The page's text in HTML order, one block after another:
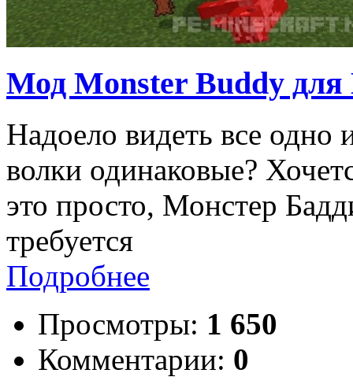
Мод Monster Buddy для
Надоело видеть все одно
волки одинаковые?
это просто, Монстер
требуется
Подробнее
Просмотры: 1 650
Комментарии: 0